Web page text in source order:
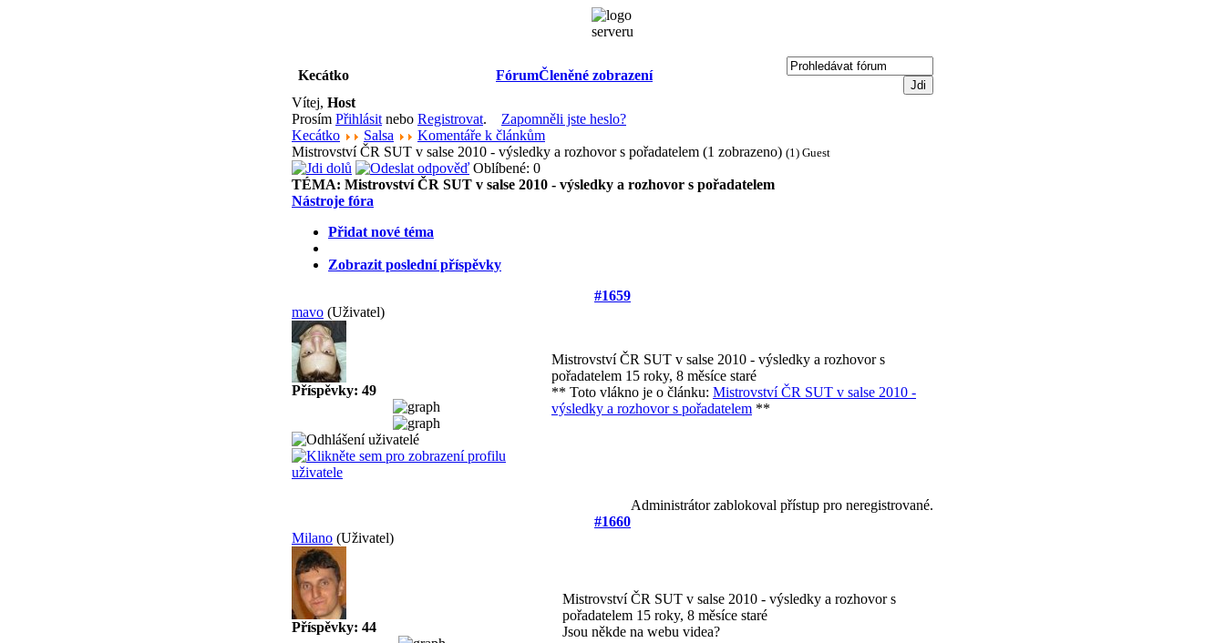
Kecátko FórumČleněné zobrazení
Vítej, Host
Prosím Přihlásit nebo Registrovat. Zapomněli jste heslo?
Kecátko
Salsa
Komentáře k článkům
Mistrovství ČR SUT v salse 2010 - výsledky a rozhovor s pořadatelem (1 zobrazeno) (1) Guest
Oblíbené: 0
TÉMA: Mistrovství ČR SUT v salse 2010 - výsledky a rozhovor s pořadatelem
Nástroje fóra
Přidat nové téma
Zobrazit poslední příspěvky
#1659
mavo (Uživatel)
Příspěvky: 49
Mistrovství ČR SUT v salse 2010 - výsledky a rozhovor s
pořadatelem 15 roky, 8 měsíce staré
** Toto vlákno je o článku: Mistrovství ČR SUT v salse 2010 -
výsledky a rozhovor s pořadatelem **
Administrátor zablokoval přístup pro neregistrované.
#1660
Milano (Uživatel)
Příspěvky: 44
Mistrovství ČR SUT v salse 2010 - výsledky a rozhovor s
pořadatelem 15 roky, 8 měsíce staré
Jsou někde na webu videa?